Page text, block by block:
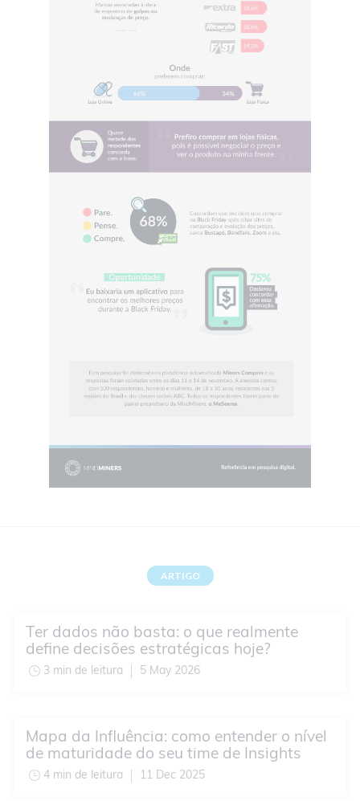
ARTIGO
Ter dados não basta: o que realmente
define decisões estratégicas hoje?
3 min de leitura 5 May 2026
Mapa da Influência: como entender o nível
de maturidade do seu time de Insights
4 min de leitura 11 Dec 2025